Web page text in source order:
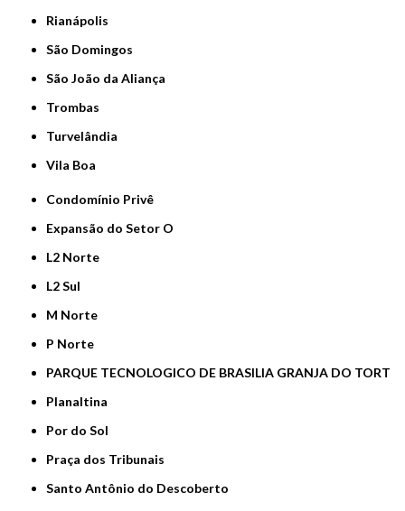
Rianápolis
São Domingos
São João da Aliança
Trombas
Turvelândia
Vila Boa
Condomínio Privê
Expansão do Setor O
L2 Norte
L2 Sul
M Norte
P Norte
PARQUE TECNOLOGICO DE BRASILIA GRANJA DO TORT
Planaltina
Por do Sol
Praça dos Tribunais
Santo Antônio do Descoberto